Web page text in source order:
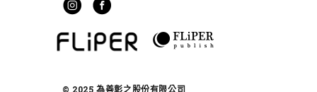
© 2025 為善彰之股份有限公司